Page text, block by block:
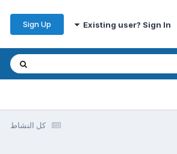
Existing user? Sign In
Sign Up
كل النشاط